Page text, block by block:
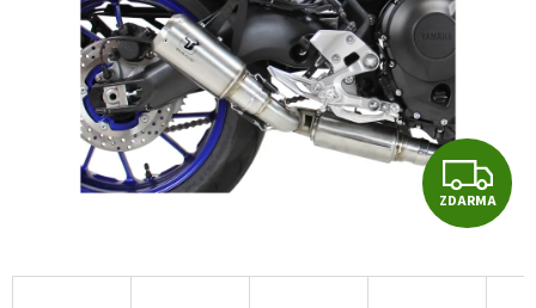
Z
D
A
ZDARMA